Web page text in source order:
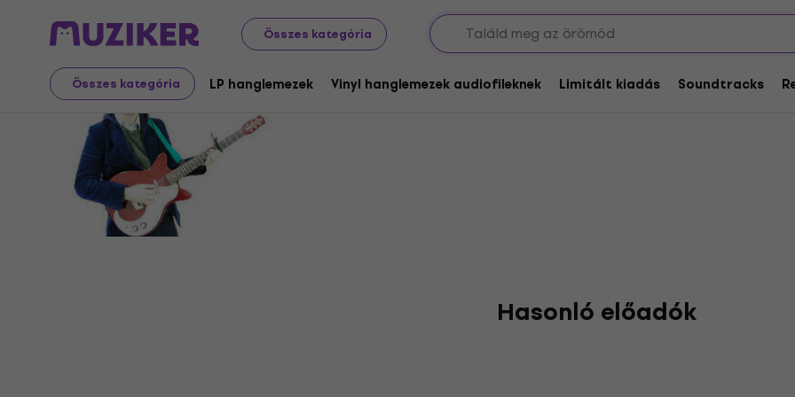
Összes kategória
Összes kategória LP hanglemezek Vinyl hanglemezek audiofileknek Limitált kiadás Soundtracks
So Cow
Hasonló előadók